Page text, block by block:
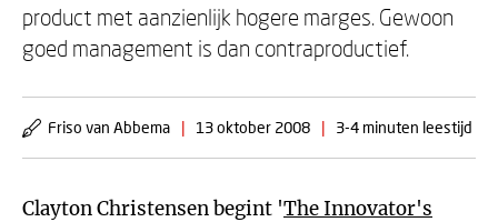
product met aanzienlijk hogere marges. Gewoon
goed management is dan contraproductief.
Friso van Abbema | 13 oktober 2008 | 3-4 minuten leestijd
Clayton Christensen begint 'The Innovator's